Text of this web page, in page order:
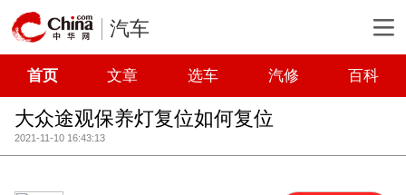
汽车
首页 文章 选车 汽修 百科
大众途观保养灯复位如何复位
2021-11-10 16:43:13